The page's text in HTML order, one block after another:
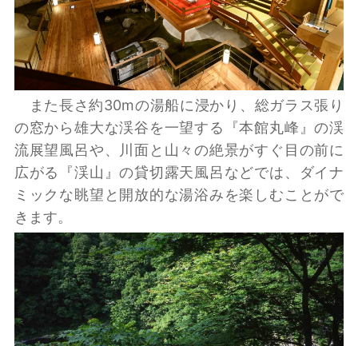
また長さ約30mの湯船に浸かり、総ガラス張り
の窓から雄大な渓谷を一望する『本館丸峰』の渓
流展望風呂や、川面と山々の絶景がすぐ目の前に
広がる『渓山』の貸切露天風呂などでは、ダイナ
ミックな眺望と開放的な湯浴みを楽しむことがで
きます。